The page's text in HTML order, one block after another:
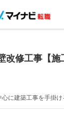
改修工事【施
に建築工事を手掛け